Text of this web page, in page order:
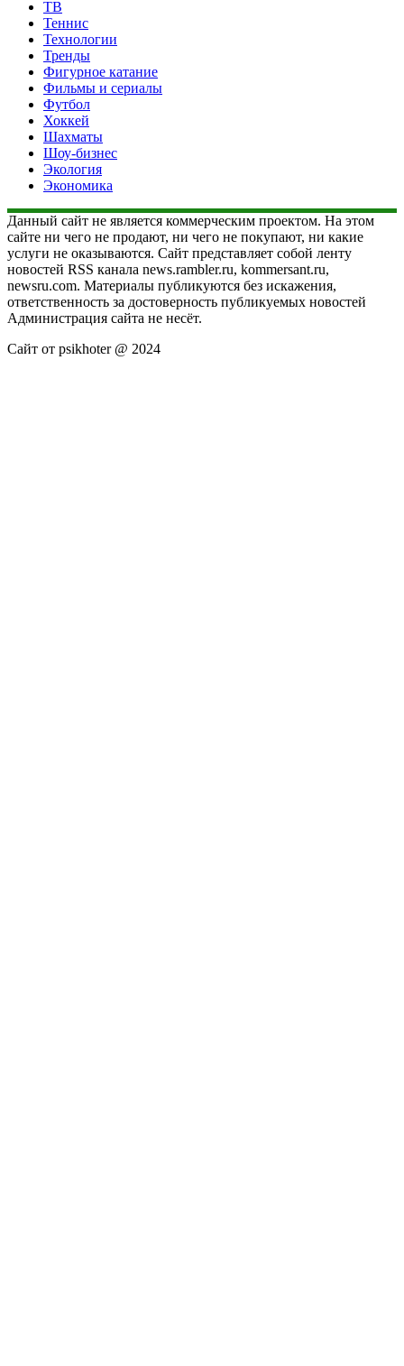
ТВ
Теннис
Технологии
Тренды
Фигурное катание
Фильмы и сериалы
Футбол
Хоккей
Шахматы
Шоу-бизнес
Экология
Экономика
Данный сайт не является коммерческим проектом. На этом
сайте ни чего не продают, ни чего не покупают, ни какие
услуги не оказываются. Сайт представляет собой ленту
новостей RSS канала news.rambler.ru, kommersant.ru,
newsru.com. Материалы публикуются без искажения,
ответственность за достоверность публикуемых новостей
Администрация сайта не несёт.
Сайт от psikhoter @ 2024